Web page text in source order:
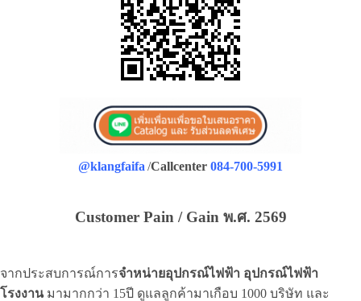
@klangfaifa /Callcenter 084-700-5991
Customer Pain / Gain พ.ศ. 2569
จากประสบการณ์การจำหน่ายอุปกรณ์ไฟฟ้า อุปกรณ์ไฟฟ้า
โรงงาน มามากกว่า 15ปี ดูแลลูกค้ามาเกือบ 1000 บริษัท และ